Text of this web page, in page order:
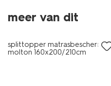
meer van dit
splittopper matrasbeschermer
molton 160x200/210cm